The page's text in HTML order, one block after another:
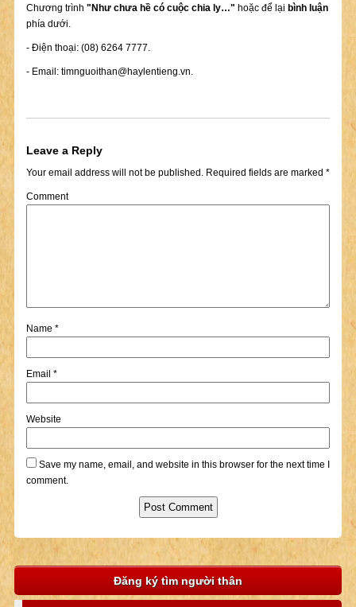
Chương trình "Như chưa hề có cuộc chia ly…" hoặc để lại bình luận
phía dưới.
- Điện thoại: (08) 6264 7777.
- Email: timnguoithan@haylentieng.vn.
Leave a Reply
Your email address will not be published.Required fields are marked *
Comment
Name *
Email *
Website
Save my name, email, and website in this browser for the next time I
comment.
Đăng ký tìm người thân